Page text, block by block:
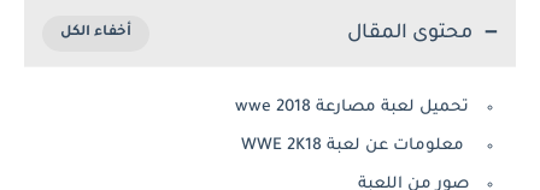
محتوى المقال
تحميل لعبة مصارعة wwe 2018
معلومات عن لعبة WWE 2K18
صور من اللعبة